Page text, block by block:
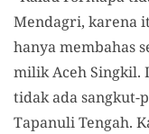
Mendagri, karena
hanya membahas
milik Aceh Singkil.
tidak ada sangkut-
Tapanuli Tengah.